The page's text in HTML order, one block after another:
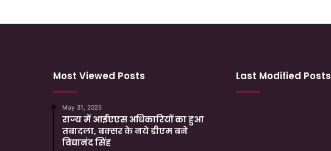
Most Viewed Posts
May 31, 2025
राज्य में आईएएस अधिकारियों का हुआ
तबादला, बक्सर के नये डीएम बने
विद्यानंद सिंह
Last Modified Posts